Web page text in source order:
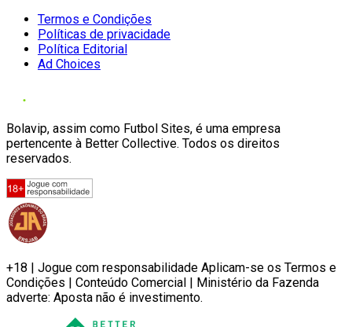
Termos e Condições
Políticas de privacidade
Política Editorial
Ad Choices
Bolavip, assim como Futbol Sites, é uma empresa
pertencente à Better Collective. Todos os direitos
reservados.
+18 | Jogue com responsabilidade Aplicam-se os Termos e
Condições | Conteúdo Comercial | Ministério da Fazenda
adverte: Aposta não é investimento.